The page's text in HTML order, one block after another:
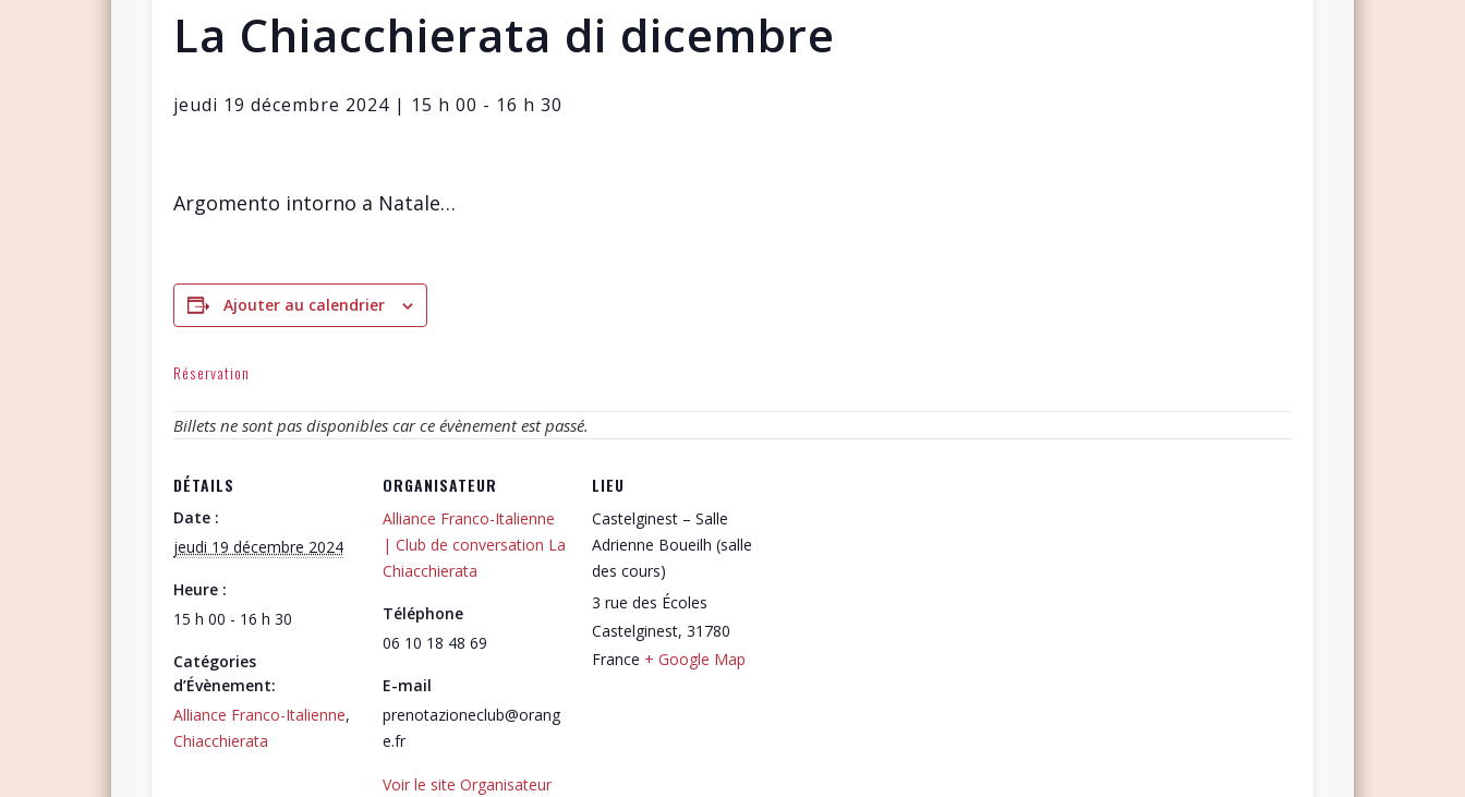
La Chiacchierata di dicembre
jeudi 19 décembre 2024 | 15 h 00 - 16 h 30
Argomento intorno a Natale…
Ajouter au calendrier
DÉTAILS
Date :
jeudi 19 décembre 2024
Heure :
15 h 00 - 16 h 30
Catégories
d’Évènement:
Alliance Franco-Italienne,
Chiacchierata
ORGANISATEUR
Alliance Franco-Italienne
| Club de conversation La
Chiacchierata
Téléphone
06 10 18 48 69
E-mail
prenotazioneclub@orang
e.fr
Voir le site Organisateur
LIEU
Castelginest – Salle
Adrienne Boueilh (salle
des cours)
3 rue des Écoles
Castelginest, 31780
France + Google Map
Réservation
Billets ne sont pas disponibles car ce évènement est passé.